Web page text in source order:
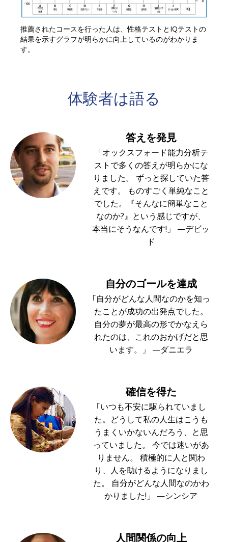
推薦されたコースを行った人は、性格テストとIQテストの
結果を示すグラフが明らかに向上しているのがわかりま
す。
体験者は語る
答えを発見
「オックスフォード能力分析テ
ストで多くの答えが明らかにな
りました。 ずっと探していた答
えです。 ものすごく単純なこと
でした。『そんなに簡単なこと
なのか?』という感じですが、
本当にそうなんです!」 —デビッ
ド
自分のゴールを達成
｢自分がどんな人間なのかを知っ
たことが成功の出発点でした。
自分の夢が最高の形でかなえら
れたのは、これのおかげだと思
います。」 —ダニエラ
確信を得た
｢いつも不安に駆られていまし
た。どうして私の人生はこうも
うまくいかないんだろう、と思
っていました。 今では迷いがあ
りません。 積極的に人と関わ
り、人を助けるようになりまし
た。 自分がどんな人間なのかわ
かりました!」 —シンシア
人間関係の向上